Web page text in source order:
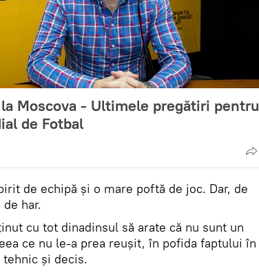
Moscova - Ultimele pregătiri pentru
de Fotbal
de echipă și o mare poftă de joc. Dar, de
har.
cu tot dinadinsul să arate că nu sunt un
ce nu le-a prea reușit, în pofida faptului în
și decis.